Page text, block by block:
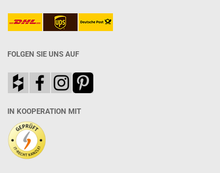
FOLGEN SIE UNS AUF
IN KOOPERATION MIT